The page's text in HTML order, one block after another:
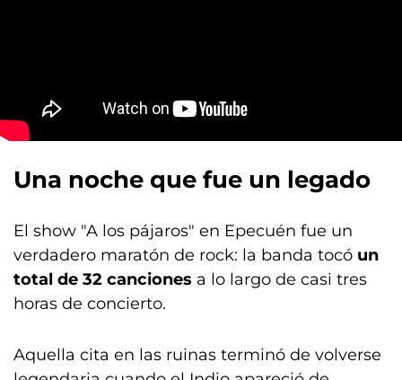
Una noche que fue un legado
El show "A los pájaros" en Epecuén fue un
verdadero maratón de rock: la banda tocó un
total de 32 canciones a lo largo de casi tres
horas de concierto.
Aquella cita en las ruinas terminó de volverse